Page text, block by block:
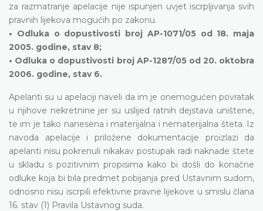
za razmatranje apelacije nije ispunjen uvjet iscrpljivanja svih
pravnih lijekova mogućih po zakonu.
• Odluka o dopustivosti broj AP-1071/05 od 18. maja
2005. godine, stav 8;
• Odluka o dopustivosti broj AP-1287/05 od 20. oktobra
2006. godine, stav 6.
Apelanti su u apelaciji naveli da im je onemogućen povratak
u njihove nekretnine jer su uslijed ratnih dejstava uništene,
te im je tako nanesena i materijalna i nematerijalna šteta. Iz
navoda apelacije i priložene dokumentacije proizlazi da
apelanti nisu pokrenuli nikakav postupak radi naknade štete
u skladu s pozitivnim propisima kako bi došli do konačne
odluke koja bi bila predmet pobijanja pred Ustavnim sudom,
odnosno nisu iscrpili efektivne pravne lijekove u smislu člana
16. stav (1) Pravila Ustavnog suda.